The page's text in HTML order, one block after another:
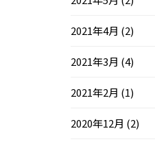
2021年4月 (2)
2021年3月 (4)
2021年2月 (1)
2020年12月 (2)